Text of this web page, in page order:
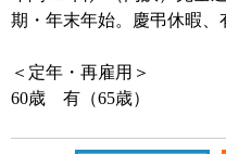
期・年末年始。慶弔休暇、
＜定年・再雇用＞
60歳 有（65歳）